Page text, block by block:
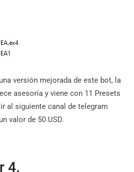
versión mejorada de este bot, la
asesoría y viene con 11 Presets
al siguiente canal de telegram
valor de 50 USD.
4.